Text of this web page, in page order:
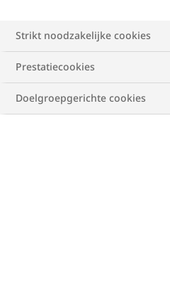
Bereken jouw
Lengte
Strikt noodzakelijke cookies
Prestatiecookies
Doelgroepgerichte cookies